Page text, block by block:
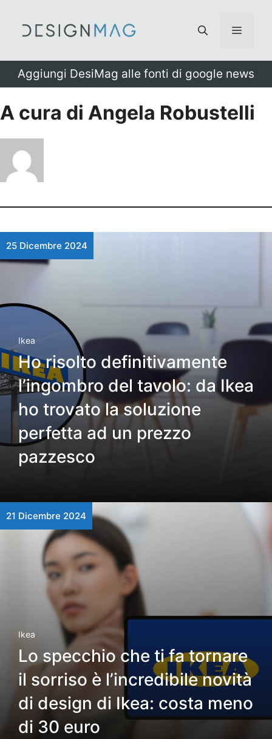
Menu
Aggiungi DesiMag alle fonti di google news
A cura di Angela Robustelli
25 Dicembre 2024
Ikea
Ho risolto definitivamente
l’ingombro del tavolo: da Ikea
ho trovato la soluzione
perfetta ad un prezzo
pazzesco
21 Dicembre 2024
Ikea
Lo specchio che ti fa tornare
il sorriso è l’incredibile novità
di design di Ikea: costa meno
di 30 euro